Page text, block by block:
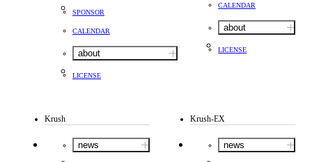
SPONSOR
CALENDAR
about
LICENSE
CALENDAR
about
LICENSE
Krush
news
Krush-EX
news